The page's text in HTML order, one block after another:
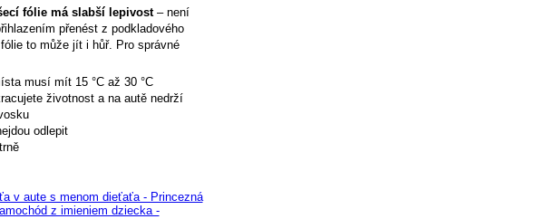
fólie má slabší lepivost– není
přenést z podkladového
to může jít i hůř. Pro správné
musí mít 15 °C až 30 °C
životnost a na autě nedrží
odlepit
v aute s menom dieťaťa - Princezná
z imieniem dziecka -